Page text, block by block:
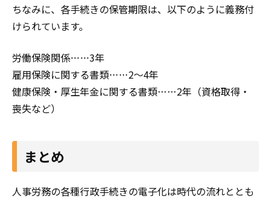
ちなみに、各手続きの保管期限は、以下のように義務付
けられています。
労働保険関係……3年
雇用保険に関する書類……2～4年
健康保険・厚生年金に関する書類……2年（資格取得・
喪失など）
まとめ
人事労務の各種行政手続きの電子化は時代の流れととも